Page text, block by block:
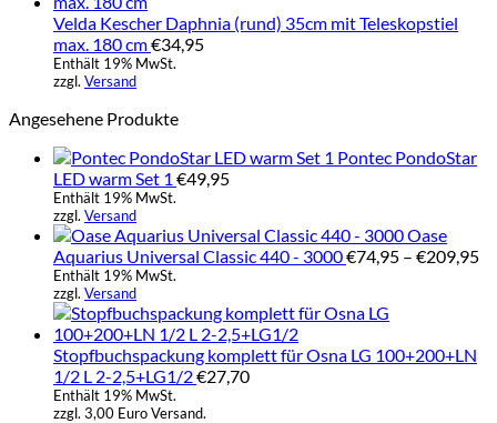
Velda Kescher Daphnia (rund) 35cm mit Teleskopstiel
max. 180 cm€34,95
Enthält 19% MwSt.
zzgl. Versand
Angesehene Produkte
Pontec PondoStar
LED warm Set 1 €49,95
Enthält 19% MwSt.
zzgl. Versand
Oase
Aquarius Universal Classic 440 - 3000€74,95 – €209,95
Enthält 19% MwSt.
zzgl. Versand
Stopfbuchspackung komplett für Osna LG 100+200+LN
1/2 L 2-2,5+LG1/2€27,70
Enthält 19% MwSt.
zzgl. 3,00 Euro Versand.